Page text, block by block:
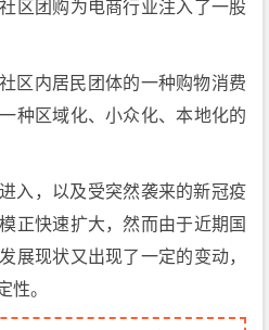
区团购为电商行业注入了一股
区内居民团体的一种购物消费
种区域化、小众化、本地化的
入，以及受突然袭来的新冠疫
正快速扩大，然而由于近期国
展现状又出现了一定的变动，
性。